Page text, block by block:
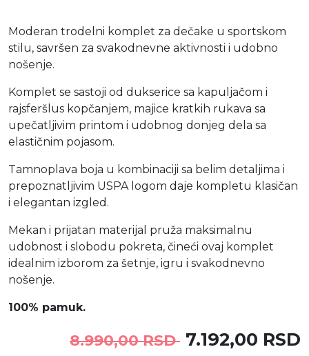
Moderan trodelni komplet za dečake u sportskom
stilu, savršen za svakodnevne aktivnosti i udobno
nošenje.
Komplet se sastoji od dukserice sa kapuljačom i
rajsferšlus kopčanjem, majice kratkih rukava sa
upečatljivim printom i udobnog donjeg dela sa
elastičnim pojasom.
Tamnoplava boja u kombinaciji sa belim detaljima i
prepoznatljivim USPA logom daje kompletu klasičan
i elegantan izgled.
Mekan i prijatan materijal pruža maksimalnu
udobnost i slobodu pokreta, čineći ovaj komplet
idealnim izborom za šetnje, igru i svakodnevno
nošenje.
100% pamuk.
8.990,00 RSD 7.192,00 RSD